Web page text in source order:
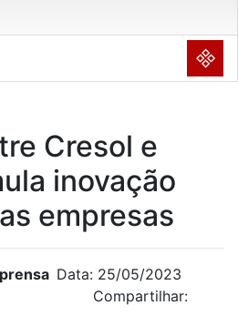
NULL
Cresol e
inovação
empresas
Data: 25/05/2023
Compartilhar: